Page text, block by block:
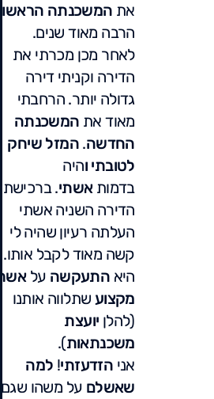
את המשכנתה
הרבה מאוד שנים.
לאחר מכן מכרתי את
הדירה וקניתי דירה
גדולה יותר. הרחבתי
מאוד את המשכנתה
החדשה. המזל שיחק
לטובתי והיה
בדמותאשתי. ברכישת
הדירה השניה אשתי
העלתה רעיון שהיה לי
קשה מאוד לקבל אותו.
היא התעקשה על
מקצוע שתלווה אותנו
(להלן יועצת
משכנתאות).
אני הזדעזתי! למה
שאשלם על משהו שגם